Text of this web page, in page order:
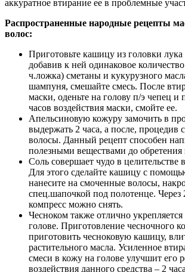
аккуратное втирание ее в проблемные
Распространенные народные рецепты
волос:
Приготовьте кашицу из головки лука
добавив к ней одинаковое
ч.ложка) сметаны и кукурузного
шампуня, смешайте смесь. После
маски, оденьте на голову п/э чепец и
часов воздействия маски, смойте ее.
Апельсиновую кожуру замочить в
выдержать 2 часа, а после, процедив
волосы. Данный рецепт способен
полезными веществами до обретения
Соль совершает чудо в целительстве
Для этого сделайте кашицу с
нанесите на смоченные волосы,
спец.шапочкой под полотенце.
компресс можно снять.
Чесноком также отлично укрепляется
голове. Приготовление чесночного
приготовить чесноковую кашицу,
растительного масла. Усиленное
смеси в кожу на голове улучшит его
воздействия данного средства – 2